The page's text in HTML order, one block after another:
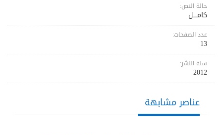
حالة النص:
كامــــل
عدد الصفحات:
13
سنة النشر:
2012
عناصر مشابهة